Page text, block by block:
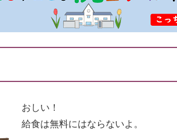
おしい！
給食は無料にはならないよ。